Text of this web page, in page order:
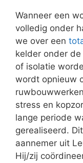
Wanneer een
volledig onder
we over een
kelder onder
of isolatie
wordt opnieuw
stress en
lange periode
gerealiseerd.
aannemer uit
Hij/zij